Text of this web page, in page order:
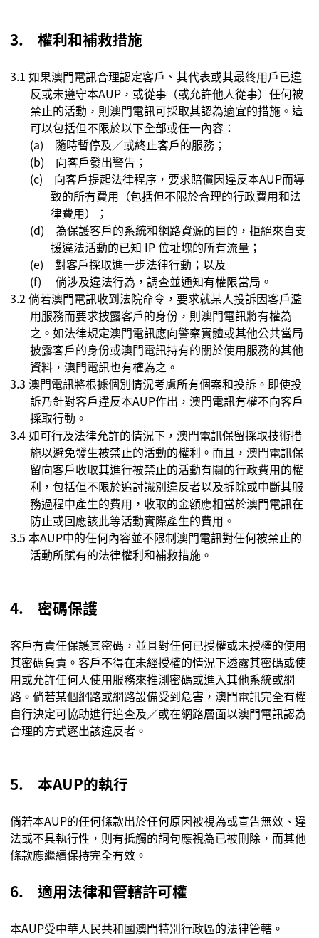
3. 權利和補救措施
3.1 如果澳門電訊合理認定客戶、其代表或其最終用戶已違
反或未遵守本AUP ， 或從事（或允許他人從事）任何被
禁止的活動，則澳門電訊可採取其認為適宜的措施。這
可以包括但不限於以下全部或任一內容：
(a)
隨時暫停及／或終止客戶的服務；
(b)
向客戶發出警告；
(c)
向客戶提起法律程序，要求賠償因違反本AUP而導
致的所有費用（包括但不限於合理的行政費用和法
律費用）；
(d)
為保護客戶的系統和網路資源的目的，拒絕來自支
援違法活動的已知 IP位址塊的所有流量；
(e)
對客戶採取進一步法律行動；以及
(f)
倘涉及違法行為，調查並通知有權限當局。
3.2 倘若澳門電訊收到法院命令，要求就某人投訴因客戶濫
用服務而要求披露客戶的身份，則澳門電訊將有權為
之。如法律規定澳門電訊應向警察實體或其他公共當局
披露客戶的身份或澳門電訊持有的關於使用服務的其他
資料，澳門電訊也有權為之。
3.3 澳門電訊將根據個別情況考慮所有個案和投訴。即使投
訴乃針對客戶違反本AUP作出，澳門電訊有權不向客戶
採取行動。
3.4如可行及法律允許的情況下，澳門電訊保留採取技術措
施以避免發生被禁止的活動的權利。而且， 澳門電訊保
留向客戶收取其進行被禁止的活動有關的行政費用的權
利，包括但不限於追討識別違反者以及拆除或中斷其服
務過程中產生的費用，收取的金額應相當於澳門電訊在
防止或回應該此等活動實際產生的費用。
3.5 本AUP中的任何內容並不限制澳門電訊對任何被禁止的
活動所賦有的法律權利和補救措施。
4. 密碼保護
客戶有責任保護其密碼，並且對任何已授權或未授權的使用
其密碼負責。客戶不得在未經授權的情況下透露其密碼或使
用或允許任何人使用服務來推測密碼或進入其他系統或網
路。倘若某個網路或網路設備受到危害， 澳門電訊完全有權
自行決定可協助進行追查及／或在網路層面以澳門電訊認為
合理的方式逐出該違反者。
5. 本AUP的執行
倘若本AUP的任何條款出於任何原因被視為或宣告無效、違
法或不具執行性，則有抵觸的詞句應視為已被刪除，而其他
條款應繼續保持完全有效。
6. 適用法律和管轄許可權
本AUP受中華人民共和國澳門特別行政區的法律管轄。